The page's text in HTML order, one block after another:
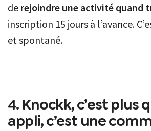
de rejoindre une activité quand
inscription 15 jours à l’avance.
et spontané.
4. Knockk, c’est plus
appli, c’est une